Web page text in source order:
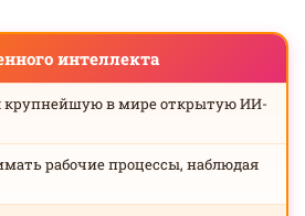
интеллекта
крупнейшую в мире открытую ИИ-
рабочие процессы, наблюдая